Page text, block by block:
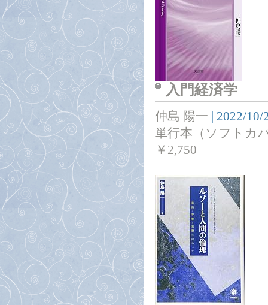
入門経済学
仲島 陽一 | 2022/10/
単行本（ソフトカ
￥ 2,750